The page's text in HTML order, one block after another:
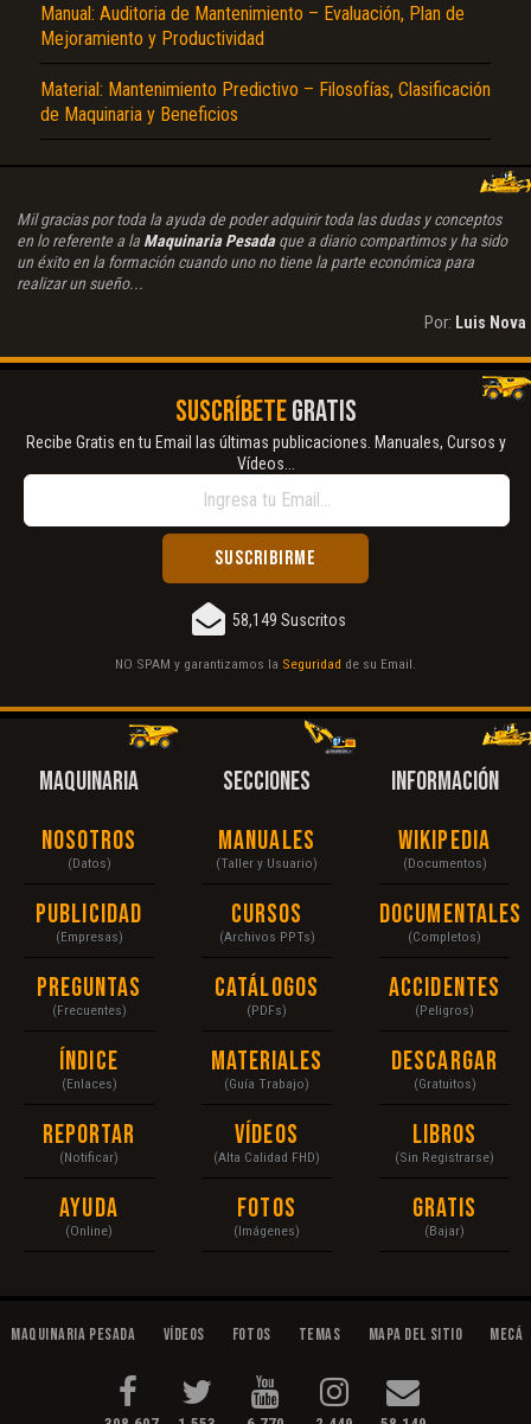
Manual: Auditoria de Mantenimiento – Evaluación, Plan de
Mejoramiento y Productividad
Material: Mantenimiento Predictivo – Filosofías, Clasificación
de Maquinaria y Beneficios
Mil gracias por toda la ayuda de poder adquirir toda las dudas y conceptos
en lo referente a la Maquinaria Pesadaque a diario compartimos y ha sido
un éxito en la formación cuando uno no tiene la parte económica para
realizar un sueño...
Por: Luis Nova
SUSCRÍBETEGRATIS
Recibe Gratis en tu Email las últimas publicaciones. Manuales, Cursos y
Vídeos...
58,149 Suscritos
NO SPAM y garantizamos la Seguridad de su Email.
MAQUINARIA
Nosotros
(Datos)
Publicidad
(Empresas)
Preguntas
(Frecuentes)
Índice
(Enlaces)
Reportar
(Notificar)
Ayuda
(Online)
SECCIONES
Manuales
(Taller y Usuario)
Cursos
(Archivos PPTs)
Catálogos
(PDFs)
Materiales
(Guía Trabajo)
Vídeos
(Alta Calidad FHD)
Fotos
(Imágenes)
INFORMACIÓN
Wikipedia
(Documentos)
Documentales
(Completos)
Accidentes
(Peligros)
Descargar
(Gratuitos)
Libros
(Sin Registrarse)
Gratis
(Bajar)
Maquinaria Pesada Vídeos Fotos Temas Mapa del Sitio